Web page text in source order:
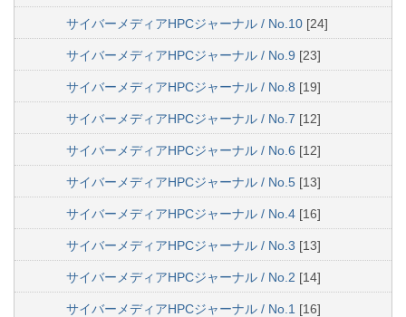
サイバーメディアHPCジャーナル / No.10 [24]
サイバーメディアHPCジャーナル / No.9 [23]
サイバーメディアHPCジャーナル / No.8 [19]
サイバーメディアHPCジャーナル / No.7 [12]
サイバーメディアHPCジャーナル / No.6 [12]
サイバーメディアHPCジャーナル / No.5 [13]
サイバーメディアHPCジャーナル / No.4 [16]
サイバーメディアHPCジャーナル / No.3 [13]
サイバーメディアHPCジャーナル / No.2 [14]
サイバーメディアHPCジャーナル / No.1 [16]